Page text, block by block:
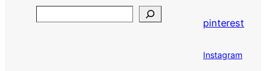
pinterest
Instagram